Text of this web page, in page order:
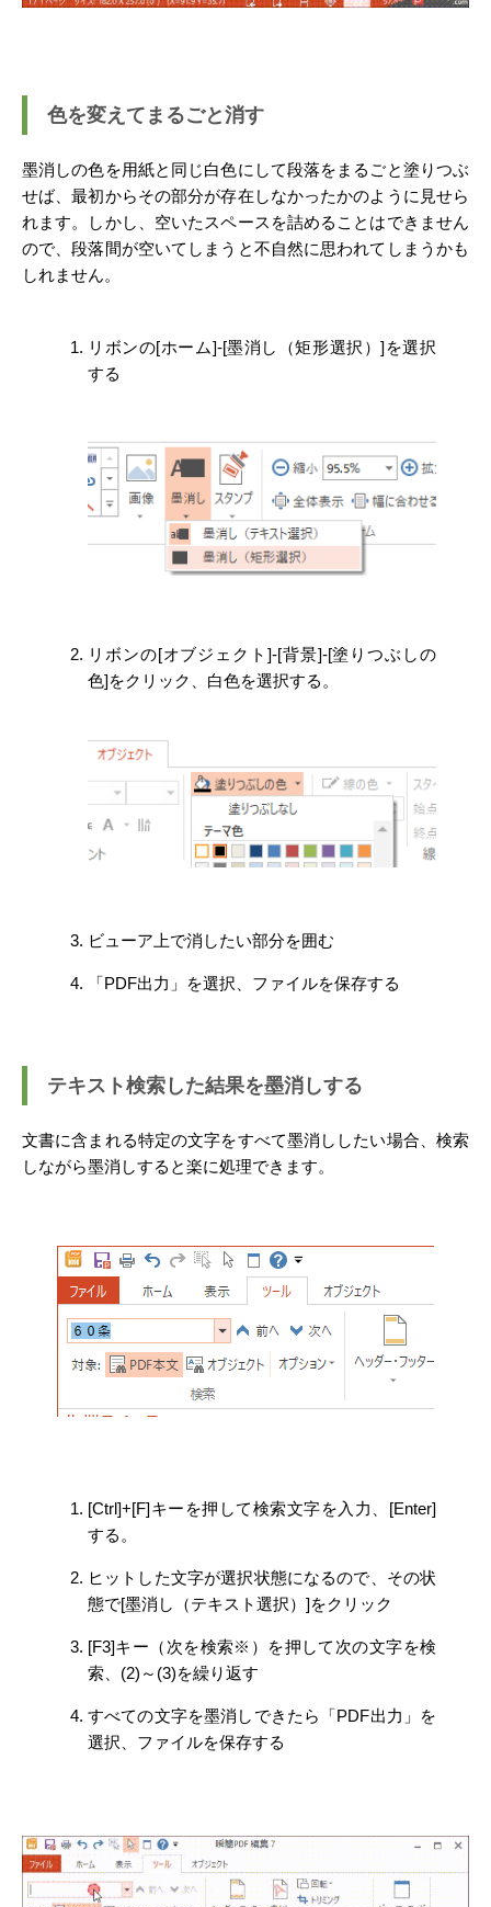
色を変えてまるごと消す
墨消しの色を用紙と同じ白色にして段落をまるごと塗りつぶ
せば、最初からその部分が存在しなかったかのように見せら
れます。しかし、空いたスペースを詰めることはできません
ので、段落間が空いてしまうと不自然に思われてしまうかも
しれません。
リボンの[ホーム]-[墨消し（矩形選択）]を選択
する
リボンの[オブジェクト]-[背景]-[塗りつぶしの
色]をクリック、白色を選択する。
ビューア上で消したい部分を囲む
「PDF出力」を選択、ファイルを保存する
テキスト検索した結果を墨消しする
文書に含まれる特定の文字をすべて墨消ししたい場合、検索
しながら墨消しすると楽に処理できます。
[Ctrl]+[F]キーを押して検索文字を入力、[Enter]
する。
ヒットした文字が選択状態になるので、その状
態で[墨消し（テキスト選択）]をクリック
[F3]キー（次を検索※）を押して次の文字を検
索、(2)～(3)を繰り返す
すべての文字を墨消しできたら「PDF出力」を
選択、ファイルを保存する